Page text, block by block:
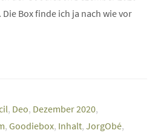
Box finde ich ja nach wie vor
, Deo, Dezember 2020,
, Goodiebox, Inhalt, JorgObé,